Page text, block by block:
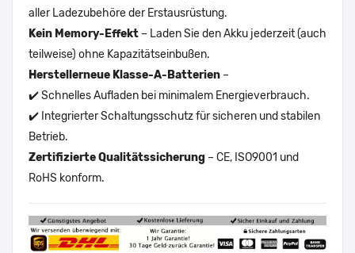
aller Ladezubehöre der Erstausrüstung.
Kein Memory-Effekt – Laden Sie den Akku jederzeit (auch
teilweise) ohne Kapazitätseinbußen.
Herstellerneue Klasse-A-Batterien –
✔️ Schnelles Aufladen bei minimalem Energieverbrauch.
✔️ Integrierter Schaltungsschutz für sicheren und stabilen
Betrieb.
Zertifizierte Qualitätssicherung – CE, ISO9001 und
RoHS konform.